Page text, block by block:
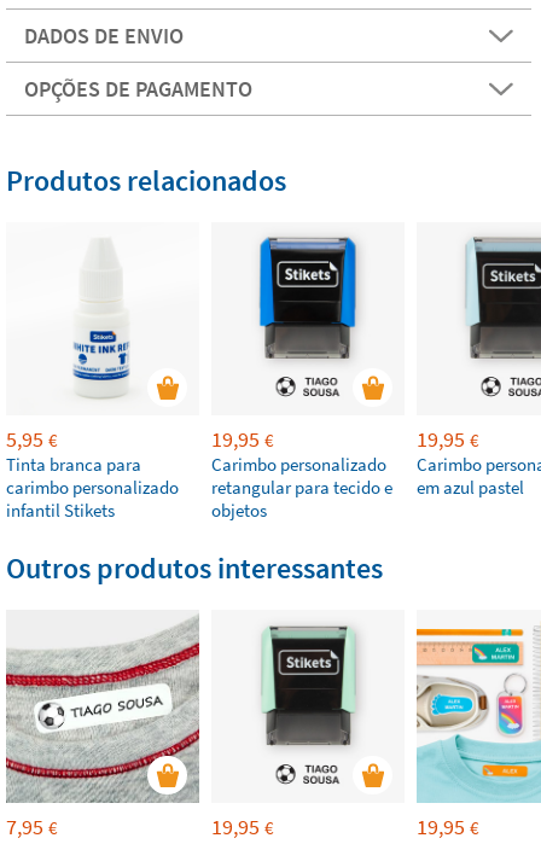
DADOS DE ENVIO
OPÇÕES DE PAGAMENTO
Produtos relacionados
5,95 €
Tinta branca para
carimbo personalizado
infantil Stikets
19,95 €
Carimbo personalizado
retangular para tecido e
objetos
19,95 €
Carimbo
em azul pastel
Outros produtos interessantes
7,95 €
19,95 €
19,95 €